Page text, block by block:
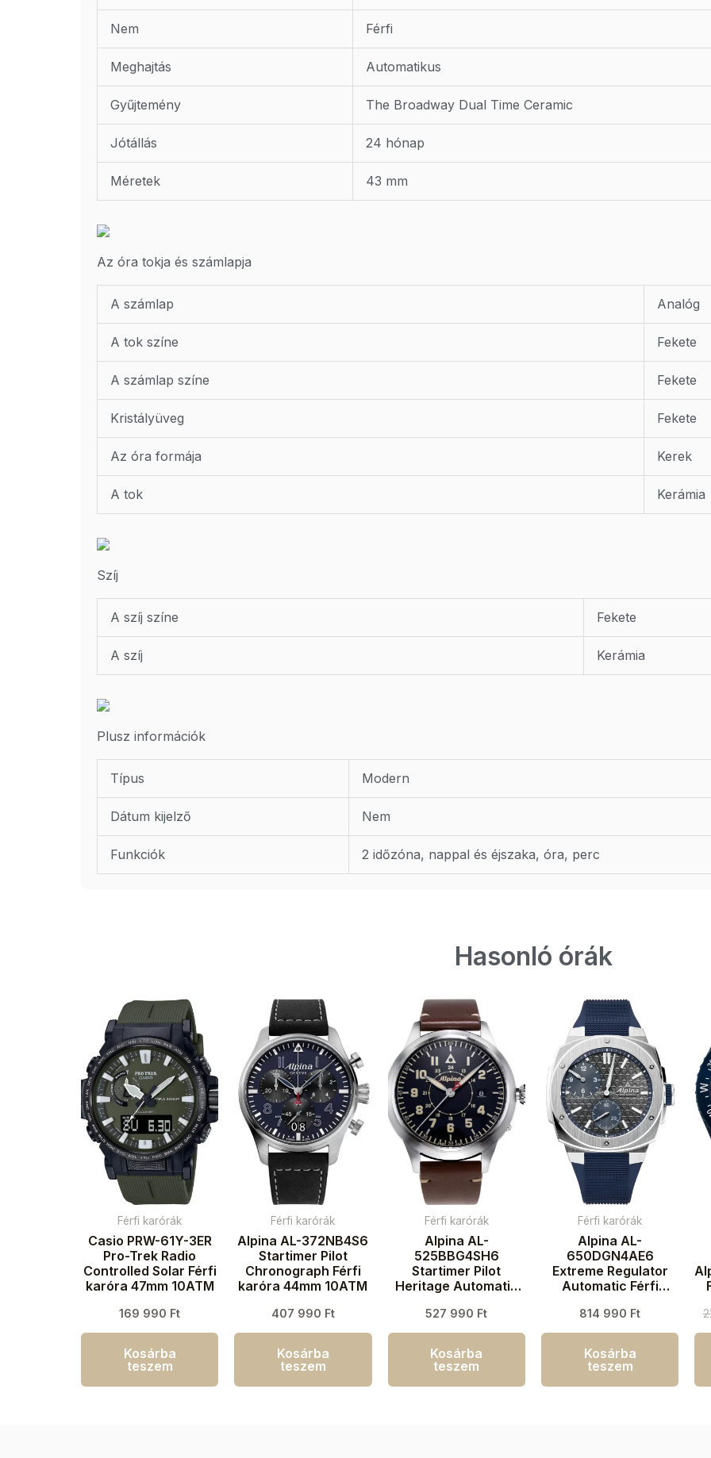
Nem Férfi
Meghajtás Automatikus
Gyűjtemény The Broadway Dual Time Ceramic
Jótállás 24 hónap
Méretek 43 mm
Az óra tokja és számlapja
A számlap Analóg
A tok színe Fekete
A számlap színe Fekete
Kristályüveg Fekete
Az óra formája Kerek
A tok Kerámia
Szíj
A szíj színe Fekete
A szíj Kerámia
Plusz információk
Típus Modern
Dátum kijelző Nem
Funkciók 2 időzóna, nappal és éjszaka, óra, perc
Hasonló órák
Férfi karórák
Casio PRW-61Y-3ER
Pro-Trek Radio
Controlled Solar Férfi
karóra 47mm 10ATM
169 990 Ft
Kosárba
teszem
Férfi karórák
Alpina AL-372NB4S6
Startimer Pilot
Chronograph Férfi
karóra 44mm 10ATM
407 990 Ft
Kosárba
teszem
Férfi karórák
Alpina AL-
525BBG4SH6
Startimer Pilot
Heritage Automatic
3ATM
527 990 Ft
Kosárba
teszem
Férfi karórák
Alpina AL-
650DGN4AE6
Extreme Regulator
Automatic Férfi
814 990 Ft
Kosárba
teszem